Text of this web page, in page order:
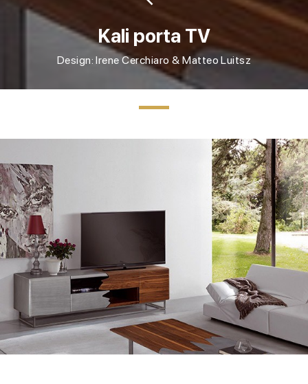
Kali porta TV
Design: Irene Cerchiaro & Matteo Luitsz